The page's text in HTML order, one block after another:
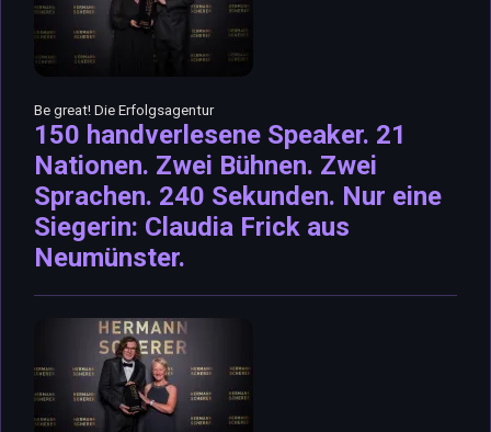
Be great! Die Erfolgsagentur
150 handverlesene Speaker. 21
Nationen. Zwei Bühnen. Zwei
Sprachen. 240 Sekunden. Nur eine
Siegerin: Claudia Frick aus
Neumünster.